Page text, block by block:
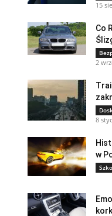
15
Co
2
8
w